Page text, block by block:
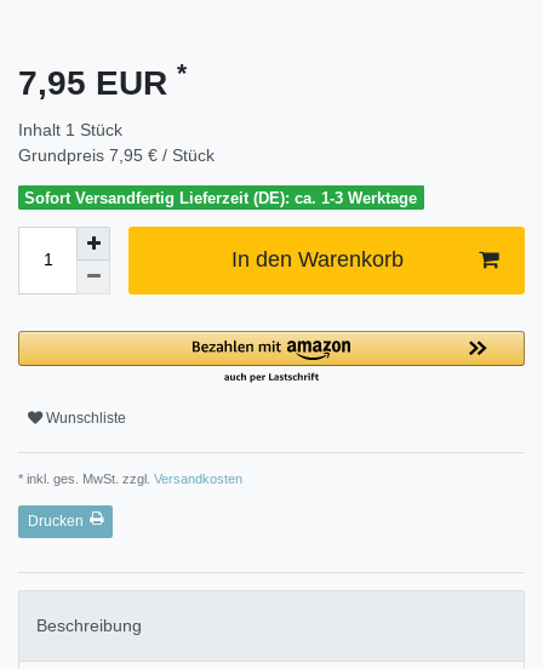
7,95 EUR *
Inhalt 1 Stück
Grundpreis 7,95 € / Stück
Sofort Versandfertig Lieferzeit (DE): ca. 1-3 Werktage
In den Warenkorb
Wunschliste
* inkl. ges. MwSt. zzgl. Versandkosten
Drucken
Beschreibung